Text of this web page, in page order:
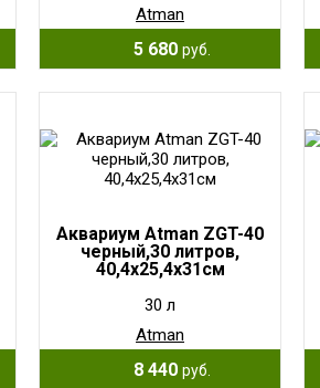
Atman
5 680 руб.
Аквариум Atman ZGT-40
черный,30 литров,
40,4х25,4х31см
30 л
Atman
8 440 руб.